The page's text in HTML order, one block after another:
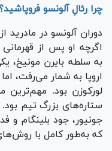
چرا رئالِ آلونسو
دوران آلونسو در مادرید
اگرچه او پس از قهرمانی
به سلطه بایرن مونیخ،
اروپا به شمار می‌رفت،
لورکوزن بود. مهم‌ترین
جونیور، جود بلینگام و
که به‌طور کامل با